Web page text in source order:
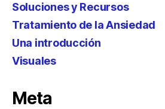
Soluciones y Recursos
Tratamiento de la Ansiedad
Una introducción
Visuales
Meta